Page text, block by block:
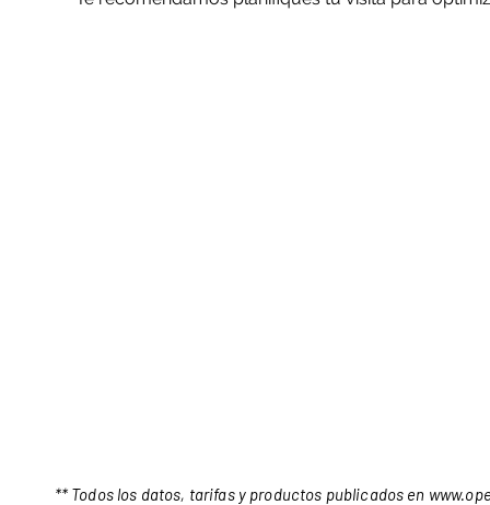
** Todos los datos, tarifas y productos publicados en